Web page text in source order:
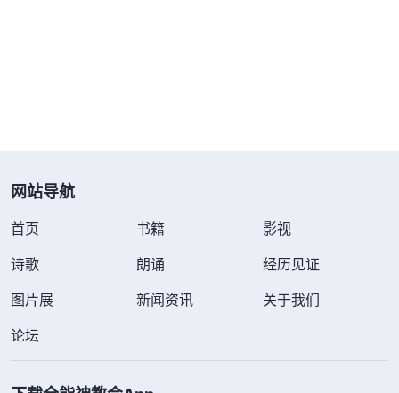
的，这是神所厌憎的人，我们也应该厌憎：这是神对
人的要求。……撒但用这些传统文化、道德观念束缚
的话，你已经被撒但的这些东西占有了，神的话接受
不进来。如果你想实行神的话，这些东西在你里面就
会发作搅扰你，使你抵触真理、抵触神的要求，你想
摆脱传统文化的枷锁也无能为力，你挣扎一段时间之
网站导航
首页 书籍
影视
诗歌
朗诵
经历见证
图片展
新闻资讯
关于我们
论坛